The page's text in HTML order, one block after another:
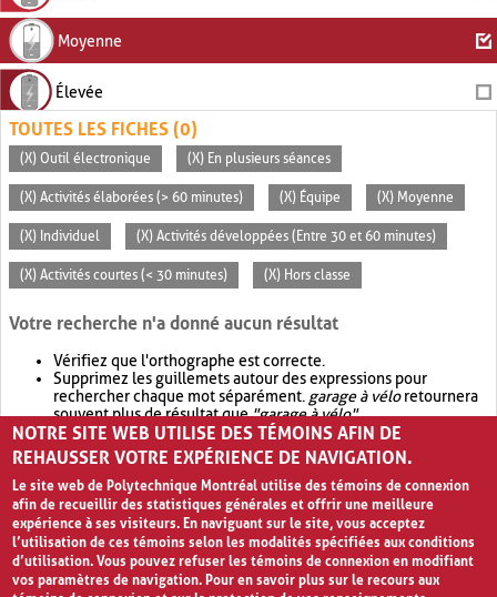
Moyenne
Élevée
TOUTES LES FICHES (0)
(X) Outil électronique (X) En plusieurs séances
(X) Activités élaborées (> 60 minutes) (X) Équipe (X) Moyenne
(X) Individuel (X) Activités développées (Entre 30 et 60 minutes)
(X) Activités courtes (< 30 minutes) (X) Hors classe
Votre recherche n'a donné aucun résultat
Vérifiez que l'orthographe est correcte.
Supprimez les guillemets autour des expressions pour
rechercher chaque mot séparément. garage à véloretournera
souvent plus de résultat que"garage à vélo".
Envisagez d'élargir votre recherche avec OR.garage OR vélo
retournera souvent plus de résultat quegarage à vélo
NOTRE SITE WEB UTILISE DES TÉMOINS AFIN DE
REHAUSSER VOTRE EXPÉRIENCE DE NAVIGATION.
Le site web de Polytechnique Montréal utilise des témoins de connexion
afin de recueillir des statistiques générales et offrir une meilleure
expérience à ses visiteurs. En naviguant sur le site, vous acceptez
l’utilisation de ces témoins selon les modalités spécifiées aux conditions
d’utilisation. Vous pouvez refuser les témoins de connexion en modifiant
vos paramètres de navigation. Pour en savoir plus sur le recours aux